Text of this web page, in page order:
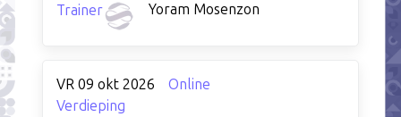
Trainer
Yoram Mosenzon
VR 09 okt 2026
Online
Verdieping